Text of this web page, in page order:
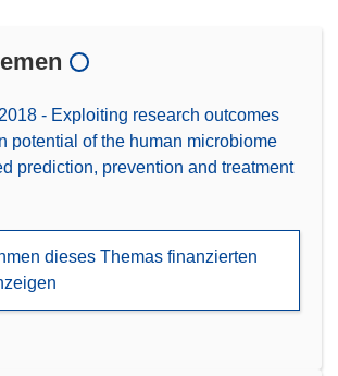
- Exploiting research outcomes
potential of the human microbiome
prediction, prevention and treatment
dieses Themas finanzierten